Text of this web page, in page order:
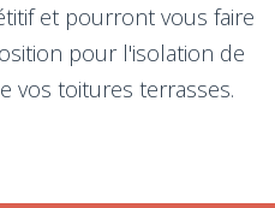
et pourront vous faire
pour l'isolation de
vos toitures terrasses.